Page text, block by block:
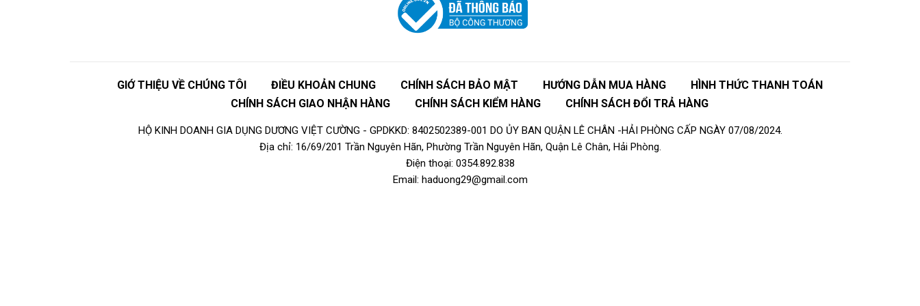
GIỚ THIỆU VỀ CHÚNG TÔI ĐIỀU KHOẢN CHUNG CHÍNH SÁCH BẢO MẬT HƯỚNG DẪN MUA HÀNG
HÌNH THỨC THANH TOÁN
CHÍNH SÁCH GIAO NHẬN HÀNG
CHÍNH SÁCH KIỂM HÀNG CHÍNH SÁCH ĐỔI TRẢ HÀNG
HỘ KINH DOANH GIA DỤNG DƯƠNG VIỆT CƯỜNG - GPDKKD: 8402502389-001 DO ỦY BAN QUẬN LÊ CHÂN -HẢI PHÒNG CẤP NGÀY 07/08/2024.
Địa chỉ: 16/69/201 Trần Nguyên Hãn, Phường Trần Nguyên Hãn, Quận Lê Chân, Hải Phòng.
Điện thoại: 0354.892.838
Email: haduong29@gmail.com